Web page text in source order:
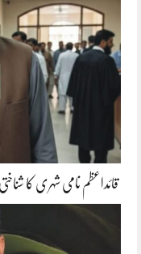
قائداعظم نامی شہری کا